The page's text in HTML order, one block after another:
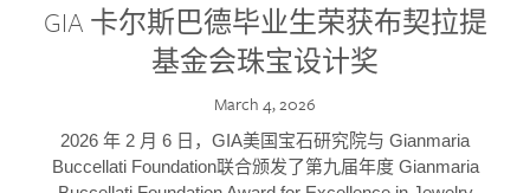
GIA 卡尔斯巴德毕业生荣获布契拉提
基金会珠宝设计奖
March 4, 2026
2026 年 2 月 6 日，GIA美国宝石研究院与 Gianmaria
Buccellati Foundation联合颁发了第九届年度 Gianmaria